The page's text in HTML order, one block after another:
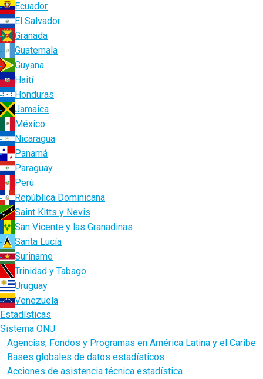
Ecuador
El Salvador
Granada
Guatemala
Guyana
Haití
Honduras
Jamaica
México
Nicaragua
Panamá
Paraguay
Perú
República Dominicana
Saint Kitts y Nevis
San Vicente y las Granadinas
Santa Lucía
Suriname
Trinidad y Tabago
Uruguay
Venezuela
Estadísticas
Sistema ONU
Agencias, Fondos y Programas en América Latina y el Caribe
Bases globales de datos estadísticos
Acciones de asistencia técnica estadística